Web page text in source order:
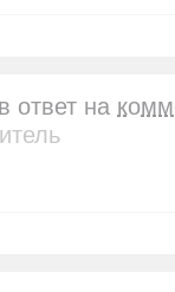
в ответ на